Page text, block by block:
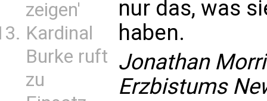
zeigen'
Kardinal
Burke ruft
zu
nur das, was
haben.
Jonathan
Erzbistums